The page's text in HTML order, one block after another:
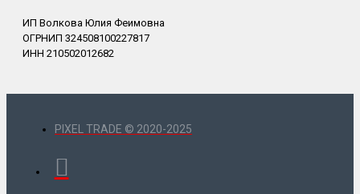
ИП Волкова Юлия Феимовна
ОГРНИП 324508100227817
ИНН 210502012682
PIXEL TRADE © 2020-2025